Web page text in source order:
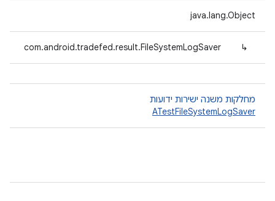
java.lang.Object
↳
com.android.tradefed.result.FileSystemLogSaver
מחלקות משנה ישירות ידועות
ATestFileSystemLogSaver